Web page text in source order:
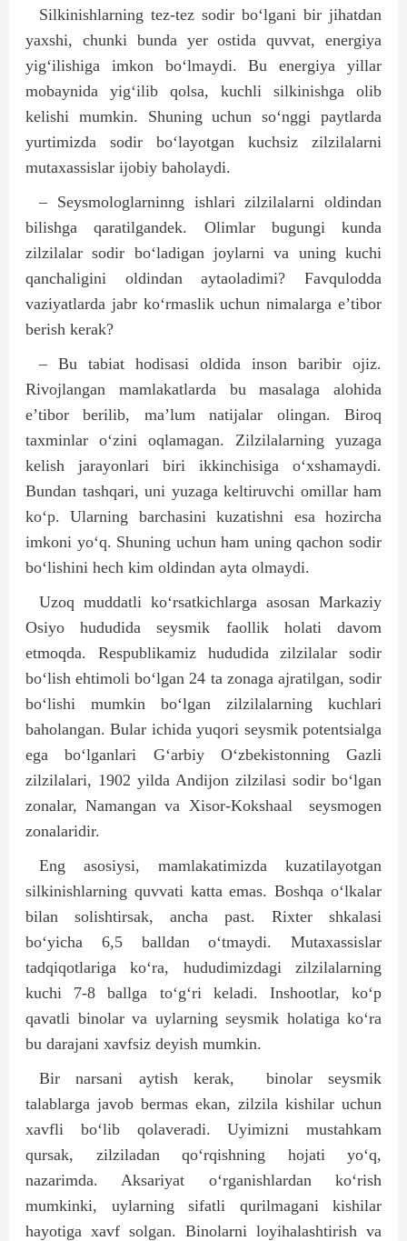
Silkinishlarning tez-tez sodir bo‘lgani bir jihatdan
yaxshi, chunki bunda yer ostida quvvat, energiya
yig‘ilishiga imkon bo‘lmaydi. Bu energiya yillar
mobaynida yig‘ilib qolsa, kuchli silkinishga olib
kelishi mumkin. Shuning uchun so‘nggi paytlarda
yurtimizda sodir bo‘layotgan kuchsiz zilzilalarni
mutaxassislar ijobiy baholaydi.
– Seysmologlarninng ishlari zilzilalarni oldindan
bilishga qaratilgandek. Olimlar bugungi kunda
zilzilalar sodir bo‘ladigan joylarni va uning kuchi
qanchaligini oldindan aytaoladimi? Favqulodda
vaziyatlarda jabr ko‘rmaslik uchun nimalarga e’tibor
berish kerak?
– Bu tabiat hodisasi oldida inson baribir ojiz.
Rivojlangan mamlakatlarda bu masalaga alohida
e’tibor berilib, ma’lum natijalar olingan. Biroq
taxminlar o‘zini oqlamagan. Zilzilalarning yuzaga
kelish jarayonlari biri ikkinchisiga o‘xshamaydi.
Bundan tashqari, uni yuzaga keltiruvchi omillar ham
ko‘p. Ularning barchasini kuzatishni esa hozircha
imkoni yo‘q. Shuning uchun ham uning qachon sodir
bo‘lishini hech kim oldindan ayta olmaydi.
Uzoq muddatli ko‘rsatkichlarga asosan Markaziy
Osiyo hududida seysmik faollik holati davom
etmoqda. Respublikamiz hududida zilzilalar sodir
bo‘lish ehtimoli bo‘lgan 24 ta zonaga ajratilgan, sodir
bo‘lishi mumkin bo‘lgan zilzilalarning kuchlari
baholangan. Bular ichida yuqori seysmik potentsialga
ega bo‘lganlari G‘arbiy O‘zbekistonning Gazli
zilzilalari, 1902 yilda Andijon zilzilasi sodir bo‘lgan
zonalar, Namangan va Xisor-Kokshaal
seysmogen
zonalaridir.
Eng asosiysi, mamlakatimizda kuzatilayotgan
silkinishlarning quvvati katta emas. Boshqa o‘lkalar
bilan solishtirsak, ancha past. Rixter shkalasi
bo‘yicha 6,5 balldan o‘tmaydi. Mutaxassislar
tadqiqotlariga ko‘ra, hududimizdagi zilzilalarning
kuchi 7-8 ballga to‘g‘ri keladi. Inshootlar, ko‘p
qavatli binolar va uylarning seysmik holatiga ko‘ra
bu darajani xavfsiz deyish mumkin.
Bir narsani aytish kerak,
binolar seysmik
talablarga javob bermas ekan, zilzila kishilar uchun
xavfli bo‘lib qolaveradi. Uyimizni mustahkam
qursak, zilziladan qo‘rqishning hojati yo‘q,
nazarimda. Aksariyat o‘rganishlardan ko‘rish
mumkinki, uylarning sifatli qurilmagani kishilar
hayotiga xavf solgan. Binolarni loyihalashtirish va